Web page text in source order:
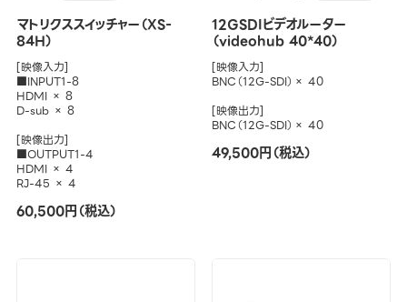
マトリクススイッチャー（XS-
84H）
[映像入力]
■INPUT1-8
HDMI × 8
D-sub × 8
[映像出力]
■OUTPUT1-4
HDMI × 4
RJ-45 × 4
60,500円（税込）
12GSDIビデオルーター
（videohub 40*40）
[映像入力]
BNC（12G-SDI）× 40
[映像出力]
BNC（12G-SDI）× 40
49,500円（税込）